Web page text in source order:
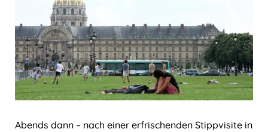
Abends dann ‒ nach einer erfrischenden Stippvisite in